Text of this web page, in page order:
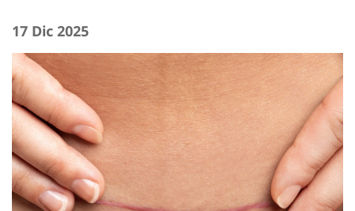
17 Dic 2025